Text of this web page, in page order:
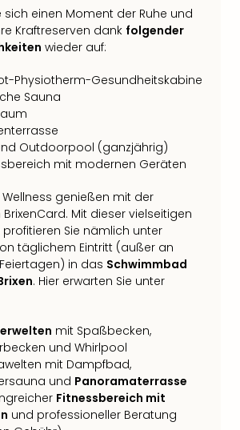
sich einen Moment der Ruhe und
Kraftreserven dank folgender
wieder auf:
Physiotherm-Gesundheitskabine
Sauna
Outdoorpool (ganzjährig)
mit modernen Geräten
genießen mit der
Mit dieser vielseitigen
Sie nämlich unter
täglichem Eintritt (außer an
in das Schwimmbad
. Hier erwarten Sie unter
mit Spaßbecken,
und Whirlpool
mit Dampfbad,
und Panoramaterrasse
Fitnessbereich mit
und professioneller Beratung